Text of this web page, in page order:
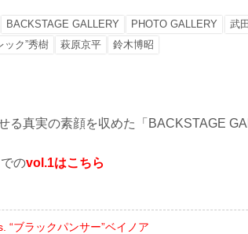
BACKSTAGE GALLERY PHOTO GALLERY 武
ック”秀樹 萩原京平 鈴木博昭
る真実の素顔を収めた「BACKSTAGE
のvol.1はこちら
“ブラックパンサー”ベイノア